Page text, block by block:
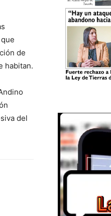
de
habitan.
del